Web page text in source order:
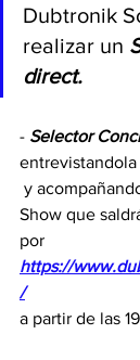
Dubtronik
realizar un
direct.
- Selector
entrevistandola
y
Show que
por
https://
/
a partir de las